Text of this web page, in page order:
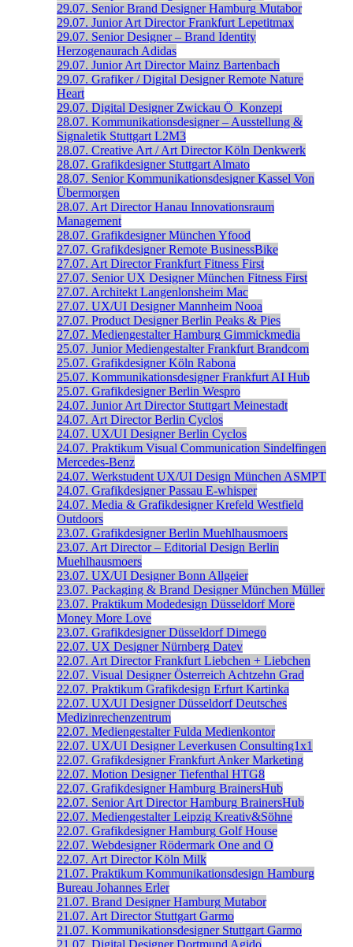
29.07. Senior Brand Designer Hamburg Mutabor
29.07. Junior Art Director Frankfurt Lepetitmax
29.07. Senior Designer – Brand Identity
Herzogenaurach Adidas
29.07. Junior Art Director Mainz Bartenbach
29.07. Grafiker / Digital Designer Remote Nature
Heart
29.07. Digital Designer Zwickau Ö_Konzept
28.07. Kommunikationsdesigner – Ausstellung &
Signaletik Stuttgart L2M3
28.07. Creative Art / Art Director Köln Denkwerk
28.07. Grafikdesigner Stuttgart Almato
28.07. Senior Kommunikations­designer Kassel Von
Übermorgen
28.07. Art Director Hanau Innovationsraum
Management
28.07. Grafikdesigner München Yfood
27.07. Grafikdesigner Remote BusinessBike
27.07. Art Director Frankfurt Fitness First
27.07. Senior UX Designer München Fitness First
27.07. Architekt Langenlonsheim Mac
27.07. UX/UI Designer Mannheim Nooa
27.07. Product Designer Berlin Peaks & Pies
27.07. Mediengestalter Hamburg Gimmickmedia
25.07. Junior Mediengestalter Frankfurt Brandcom
25.07. Grafikdesigner Köln Rabona
25.07. Kommunikationsdesigner Frankfurt AI Hub
25.07. Grafikdesigner Berlin Wespro
24.07. Junior Art Director Stuttgart Meinestadt
24.07. Art Director Berlin Cyclos
24.07. UX/UI Designer Berlin Cyclos
24.07. Praktikum Visual Communication Sindelfingen
Mercedes-Benz
24.07. Werkstudent UX/UI Design München ASMPT
24.07. Grafikdesigner Passau E-whisper
24.07. Media & Grafikdesigner Krefeld Westfield
Outdoors
23.07. Grafikdesigner Berlin Muehlhausmoers
23.07. Art Director – Editorial Design Berlin
Muehlhausmoers
23.07. UX/UI Designer Bonn Allgeier
23.07. Packaging & Brand Designer München Müller
23.07. Praktikum Modedesign Düsseldorf More
Money More Love
23.07. Grafikdesigner Düsseldorf Dimego
22.07. UX Designer Nürnberg Datev
22.07. Art Director Frankfurt Liebchen + Liebchen
22.07. Visual Designer Österreich Achtzehn Grad
22.07. Praktikum Grafikdesign Erfurt Kartinka
22.07. UX/UI Designer Düsseldorf Deutsches
Medizinrechenzentrum
22.07. Mediengestalter Fulda Medienkontor
22.07. UX/UI Designer Leverkusen Consulting1x1
22.07. Grafikdesigner Frankfurt Anker Marketing
22.07. Motion Designer Tiefenthal HTG8
22.07. Grafikdesigner Hamburg BrainersHub
22.07. Senior Art Director Hamburg BrainersHub
22.07. Mediengestalter Leipzig Kreativ&Söhne
22.07. Grafikdesigner Hamburg Golf House
22.07. Webdesigner Rödermark One and O
22.07. Art Director Köln Milk
21.07. Praktikum Kommunikationsdesign Hamburg
Bureau Johannes Erler
21.07. Brand Designer Hamburg Mutabor
21.07. Art Director Stuttgart Garmo
21.07. Kommunikationsdesigner Stuttgart Garmo
21.07. Digital Designer Dortmund Agido